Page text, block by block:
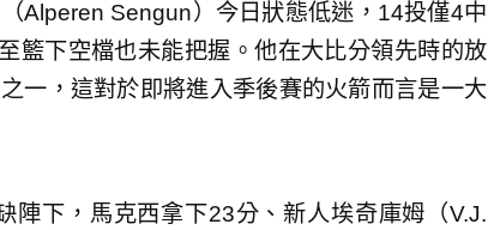
Alperen Sengun）今日狀態低迷，14投僅4中
籃下空檔也未能把握。他在大比分領先時的放
一，這對於即將進入季後賽的火箭而言是一大
陣下，馬克西拿下23分、新人埃奇庫姆（V.J.